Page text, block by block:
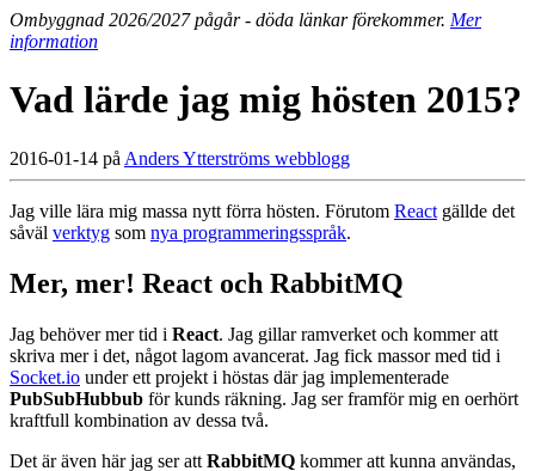
Ombyggnad 2026/2027 pågår - döda länkar förekommer. Mer
information
Vad lärde jag mig hösten 2015?
2016-01-14 på Anders Ytterströms webblogg
Jag ville lära mig massa nytt förra hösten. Förutom React gällde det
såväl verktyg som nya programmeringsspråk.
Mer, mer! React och RabbitMQ
Jag behöver mer tid i React. Jag gillar ramverket och kommer att
skriva mer i det, något lagom avancerat. Jag fick massor med tid i
Socket.io under ett projekt i höstas där jag implementerade
PubSubHubbub för kunds räkning. Jag ser framför mig en oerhört
kraftfull kombination av dessa två.
Det är även här jag ser att RabbitMQ kommer att kunna användas,